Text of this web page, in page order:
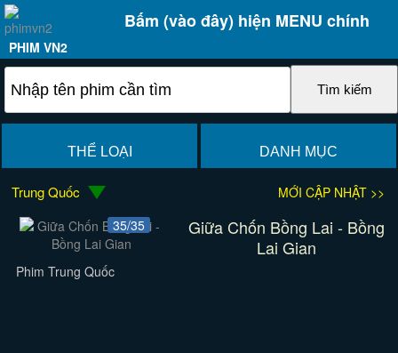
Bấm (vào đây) hiện MENU chính
PHIM VN2
THỂ LOẠI DANH MỤC
Trung Quốc
MỚI CẬP NHẬT >>
35/35
Giữa Chốn Bồng Lai - Bồng
Lai Gian
Phim Trung Quốc